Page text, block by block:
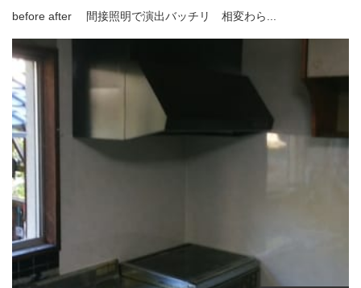
before after 間接照明で演出バッチリ 相変わら...